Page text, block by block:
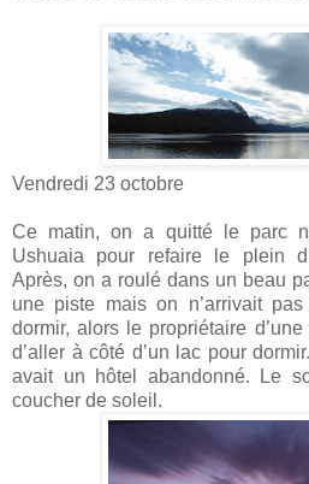
Vendredi 23 octobre
Ce matin, on a quitté le parc
Ushuaia pour refaire le plein
Après, on a roulé dans un beau
une piste mais on n’arrivait
dormir, alors le propriétaire
d’aller à côté d’un lac pour
avait un hôtel abandonné. Le
coucher de soleil.